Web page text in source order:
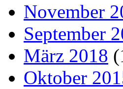
November
September
März 2018
Oktober